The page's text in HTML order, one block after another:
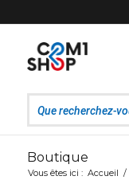
Boutique
Vous êtes ici : Accueil /